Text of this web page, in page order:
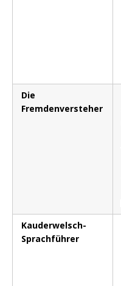
Die
Fremdenversteher
Kauderwelsch-
Sprachführer